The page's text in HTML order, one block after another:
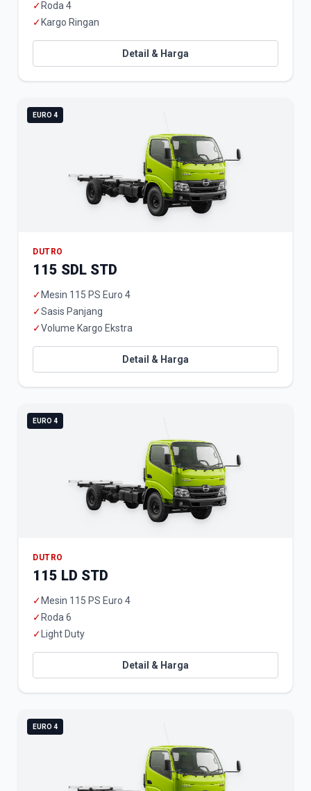
✓ Roda 4
✓ Kargo Ringan
Detail & Harga
EURO 4
DUTRO
115 SDL STD
✓ Mesin 115 PS Euro 4
✓Sasis Panjang
✓Volume Kargo Ekstra
Detail & Harga
EURO 4
DUTRO
115 LD STD
✓ Mesin 115 PS Euro 4
✓ Roda 6
✓ Light Duty
Detail & Harga
EURO 4